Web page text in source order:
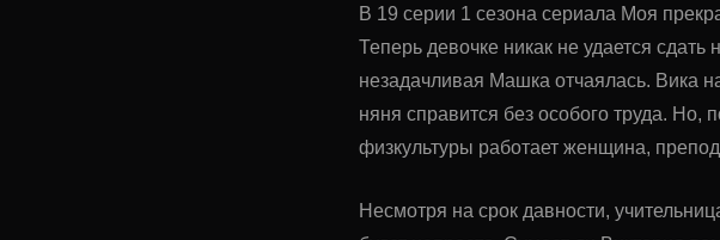
В 19 серии 1 сезона сериала Моя
Теперь девочке никак не удается
незадачливая Машка отчаялась. Вика
няня справится без особого труда. Но,
физкультуры работает женщина,
Несмотря на срок давности,